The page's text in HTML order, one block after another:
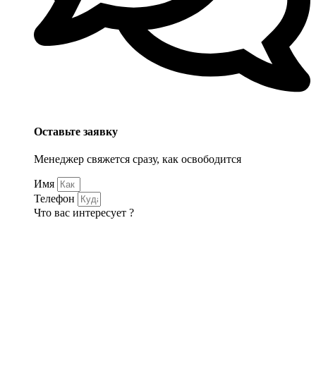
Оставьте заявку
Менеджер свяжется сразу, как освободится
Имя
Телефон
Что вас интересует ?